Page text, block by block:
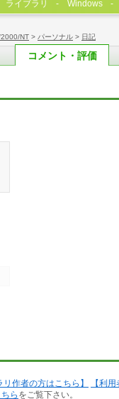
NT > パーソナル > 日記
コメント・評価
リ作者の方はこちら】
【利
ちら をご覧下さい。
ライブラリ Windows